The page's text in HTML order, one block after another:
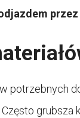
potrzebnych
grubsza